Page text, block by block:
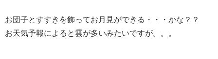
お団子とすすきを飾ってお月見ができる・・・かな？？
お天気予報によると雲が多いみたいですが。。。